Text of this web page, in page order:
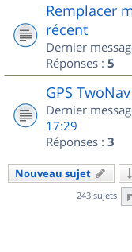
Remplacer
récent
Dernier
Réponses : 5
GPS
Dernier
17:29
Réponses : 3
Nouveau sujet
243 sujets